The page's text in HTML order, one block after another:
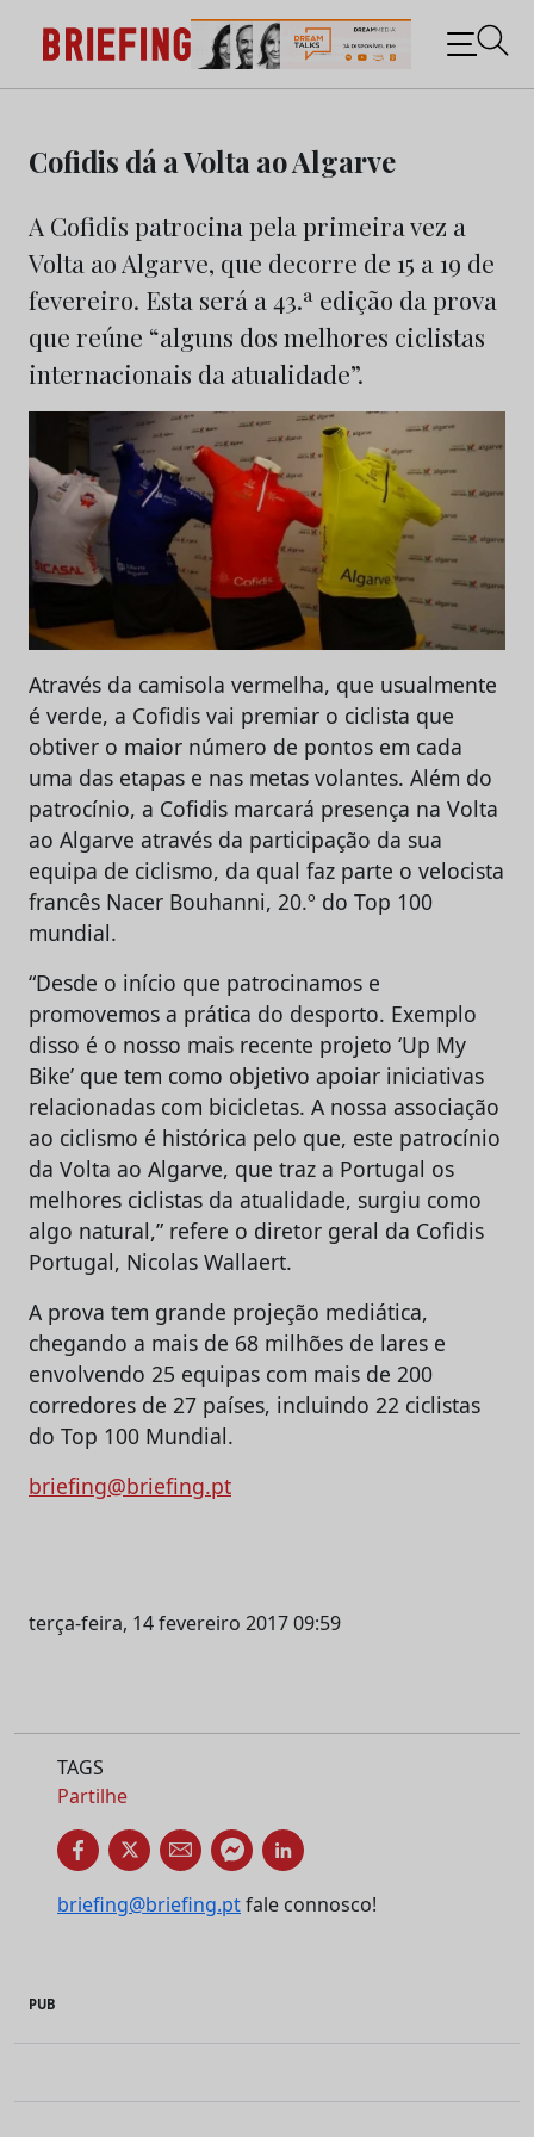
content
Briefing: Todas as notícias sobre os negócios do
Marketing e da Publicidade
Cofidis dá a Volta ao Algarve
A Cofidis patrocina pela primeira vez a
Volta ao Algarve, que decorre de 15 a 19 de
fevereiro. Esta será a 43.ª edição da prova
que reúne “alguns dos melhores ciclistas
internacionais da atualidade”.
Através da camisola vermelha, que usualmente
é verde, a Cofidis vai premiar o ciclista que
obtiver o maior número de pontos em cada
uma das etapas e nas metas volantes. Além do
patrocínio, a Cofidis marcará presença na Volta
ao Algarve através da participação da sua
equipa de ciclismo, da qual faz parte o velocista
francês Nacer Bouhanni, 20.º do Top 100
mundial.
“Desde o início que patrocinamos e
promovemos a prática do desporto. Exemplo
disso é o nosso mais recente projeto ‘Up My
Bike’ que tem como objetivo apoiar iniciativas
relacionadas com bicicletas. A nossa associação
ao ciclismo é histórica pelo que, este patrocínio
da Volta ao Algarve, que traz a Portugal os
melhores ciclistas da atualidade, surgiu como
algo natural,” refere o diretor geral da Cofidis
Portugal, Nicolas Wallaert.
A prova tem grande projeção mediática,
chegando a mais de 68 milhões de lares e
envolvendo 25 equipas com mais de 200
corredores de 27 países, incluindo 22 ciclistas
do Top 100 Mundial.
briefing@briefing.pt
terça-feira, 14 fevereiro 2017 09:59
TAGS
Partilhe
briefing@briefing.ptfale connosco!
PUB